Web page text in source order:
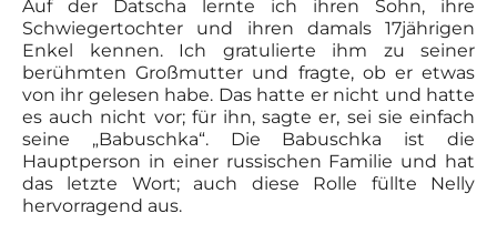
Auf der Datscha lernte ich ihren Sohn, ihre
Schwiegertochter und ihren damals 17jährigen
Enkel kennen. Ich gratulierte ihm zu seiner
berühmten Großmutter und fragte, ob er etwas
von ihr gelesen habe. Das hatte er nicht und hatte
es auch nicht vor; für ihn, sagte er, sei sie einfach
seine „Babuschka“. Die Babuschka ist die
Hauptperson in einer russischen Familie und hat
das letzte Wort; auch diese Rolle füllte Nelly
hervorragend aus.